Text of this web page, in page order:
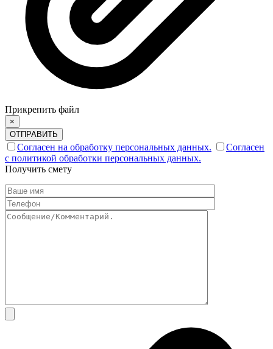
Прикрепить файл
×
ОТПРАВИТЬ
Согласен на обработку персональных данных.
Согласен
с политикой обработки персональных данных.
Получить смету